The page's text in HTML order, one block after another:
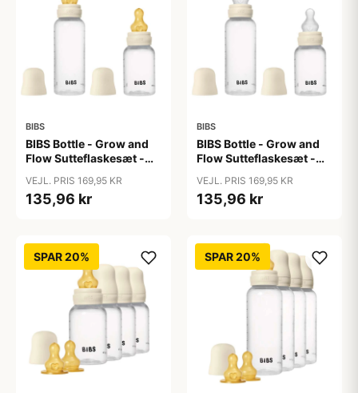
BIBS
BIBS Bottle - Grow and
Flow Sutteflaskesæt -
Naturgummi/Rund -
150ml/270ml - 2-Pak -
VEJL. PRIS 169,95 KR
135,96 kr
BIBS
BIBS Bottle - Grow and
Flow Sutteflaskesæt -
150ml/270ml - 2-Pak -
Ivory
VEJL. PRIS 169,95 KR
135,96 kr
SPAR 20% SPAR 20%